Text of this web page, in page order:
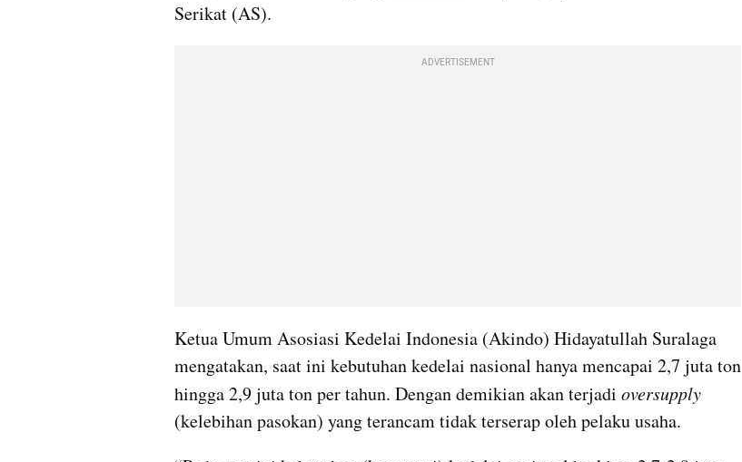
Serikat (AS).
ADVERTISEMENT
Ketua Umum Asosiasi Kedelai Indonesia (Akindo) Hidayatullah Suralaga
mengatakan, saat ini kebutuhan kedelai nasional hanya mencapai 2,7 juta ton
hingga 2,9 juta ton per tahun. Dengan demikian akan terjadi oversupply
(kelebihan pasokan) yang terancam tidak terserap oleh pelaku usaha.